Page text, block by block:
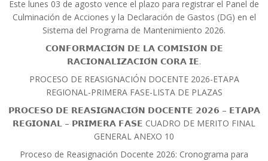
Este lunes 03 de agosto vence el plazo para registrar el Panel de
Culminación de Acciones y la Declaración de Gastos (DG) en el
Sistema del Programa de Mantenimiento 2026.
𝗖𝗢𝗡𝗙𝗢𝗥𝗠𝗔𝗖𝗜𝗢́𝗡 𝗗𝗘 𝗟𝗔 𝗖𝗢𝗠𝗜𝗦𝗜𝗢́𝗡 𝗗𝗘
𝗥𝗔𝗖𝗜𝗢𝗡𝗔𝗟𝗜𝗭𝗔𝗖𝗜𝗢́𝗡 𝗖𝗢𝗥𝗔 𝗜𝗘.
PROCESO DE REASIGNACIÓN DOCENTE 2026-ETAPA
REGIONAL-PRIMERA FASE-LISTA DE PLAZAS
𝗣𝗥𝗢𝗖𝗘𝗦𝗢 𝗗𝗘 𝗥𝗘𝗔𝗦𝗜𝗚𝗡𝗔𝗖𝗜𝗢́𝗡 𝗗𝗢𝗖𝗘𝗡𝗧𝗘 𝟮𝟬𝟮𝟲 – 𝗘𝗧𝗔𝗣𝗔
𝗥𝗘𝗚𝗜𝗢𝗡𝗔𝗟 – 𝗣𝗥𝗜𝗠𝗘𝗥𝗔 𝗙𝗔𝗦𝗘 CUADRO DE MERITO FINAL
GENERAL ANEXO 10
Proceso de Reasignación Docente 2026: Cronograma para